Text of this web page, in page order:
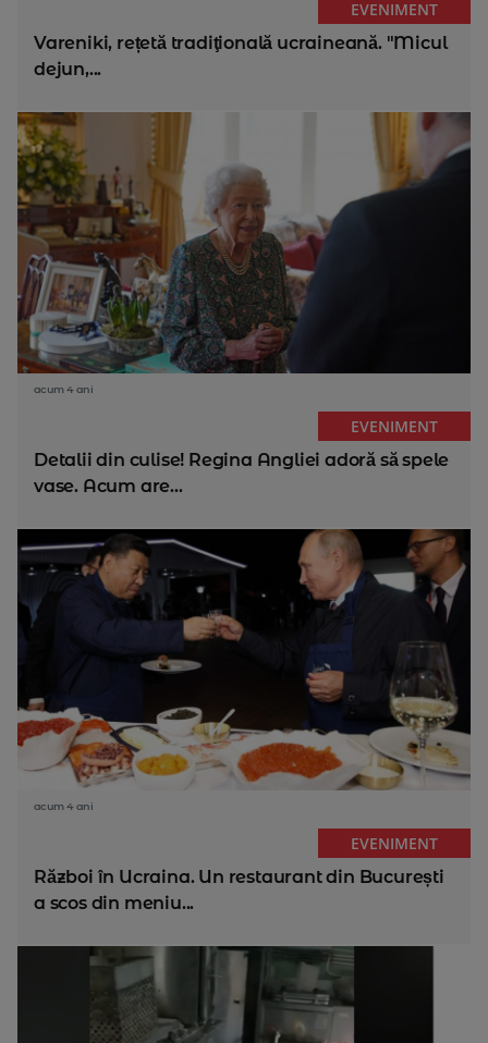
EVENIMENT
Vareniki, rețetă tradiţională ucraineană. "Micul
dejun,...
acum 4 ani
EVENIMENT
Detalii din culise! Regina Angliei adoră să spele
vase. Acum are...
acum 4 ani
EVENIMENT
Război în Ucraina. Un restaurant din București
a scos din meniu...